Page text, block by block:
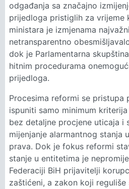
odgađanja sa značajno
prijedloga pristiglih za vrijeme
ministara je izmjenama
netransparentno
dok je Parlamentarna
hitnim procedurama
prijedloga.
Procesima reformi se pristupa
ispuniti samo minimum
bez detaljne procjene uticaja i
mijenjanje alarmantnog stanja
prava. Dok je fokus reformi
stanje u entitetima je
Federaciji BiH prijavitelji
zaštićeni, a zakon koji reguliše